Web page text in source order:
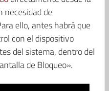
necesidad de
ello, antes habrá que
con el dispositivo
del sistema, dentro del
de Bloqueo».